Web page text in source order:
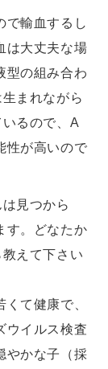
で輸血するし
は大丈夫な場
型の組み合わ
まれながら
るので、A
性が高いので
見つから
す。どなたか
えて下さい
て健康で、
ウイルス検査
やかな子（採